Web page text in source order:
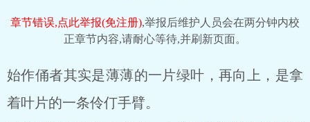
章节错误,点此举报(免注册),举报后维护人员会在两分钟内校
正章节内容,请耐心等待,并刷新页面。
始作俑者其实是薄薄的一片绿叶，再向上，是拿
着叶片的一条伶仃手臂。